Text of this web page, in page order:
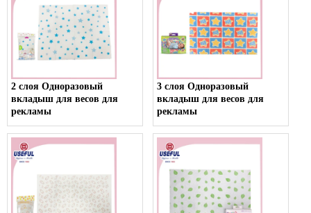
2 слоя Одноразовый
вкладыш для весов для
рекламы
3 слоя Одноразовый
вкладыш для весов для
рекламы